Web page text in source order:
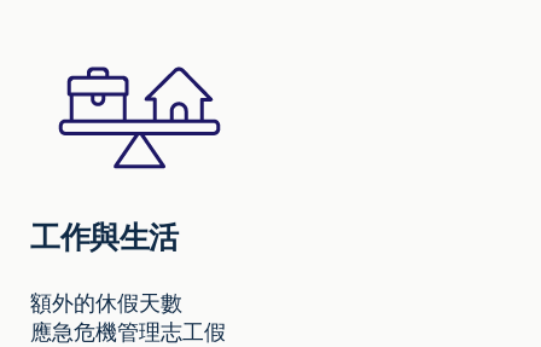
工作與生活
額外的休假天數
應急危機管理志工假